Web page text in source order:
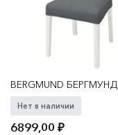
BERGMUND БЕРГМУНД
Нет в наличии
6899,00₽